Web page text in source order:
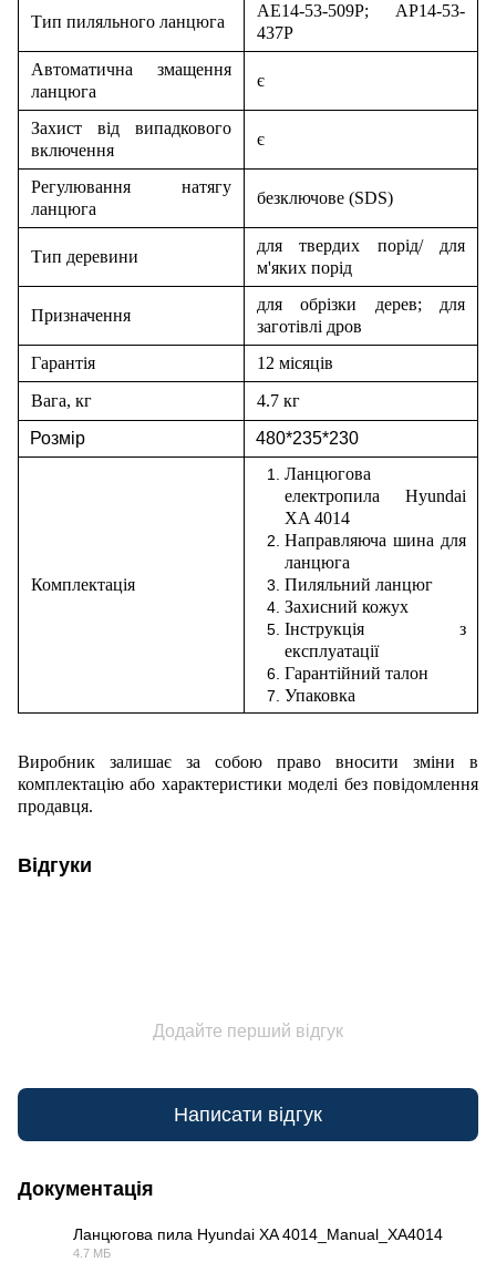
Тип пиляльного ланцюга
AE14-53-509P; AP14-53-
437P
Автоматична змащення
ланцюга
є
Захист від випадкового
включення
є
Регулювання натягу
ланцюга
безключове (SDS)
Тип деревини
для твердих порід/ для
м'яких порід
Призначення
для обрізки дерев; для
заготівлі дров
Гарантія
12 місяців
Вага, кг
4.7 кг
Розмір
480*235*230
Комплектація
Ланцюгова
електропила Hyundai
XA 4014
Направляюча шина для
ланцюга
Пиляльний ланцюг
Захисний кожух
Інструкція з
експлуатації
Гарантійний талон
Упаковка
Виробник залишає за собою право вносити зміни в
комплектацію або характеристики моделі без повідомлення
продавця.
Відгуки
Додайте перший відгук
Написати відгук
Документація
Ланцюгова пила Hyundai XA 4014_Manual_XA4014
4.7 МБ